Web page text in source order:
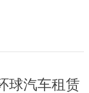
球汽车租赁